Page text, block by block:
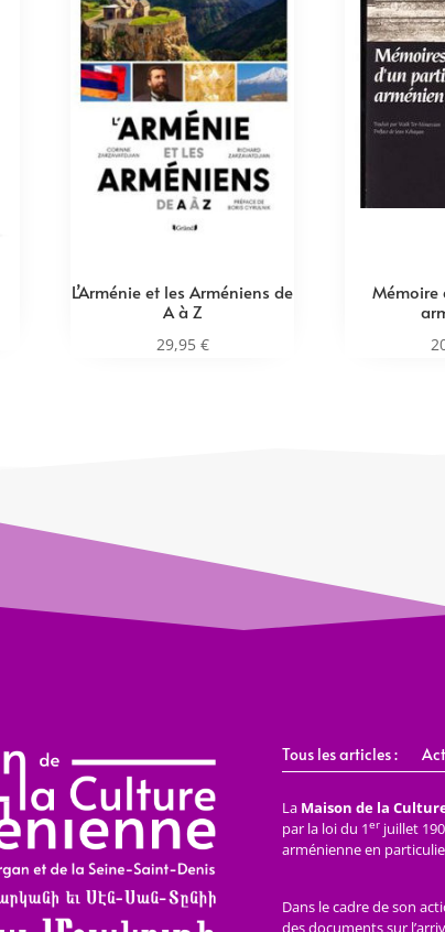
L’Arménie et les Arméniens de
A à Z
29,95 €
Mémoire
Tous les articles :
La Maison de la
par la loi du 1erjuillet
arménienne en
Dans le cadre de son
des documents sur